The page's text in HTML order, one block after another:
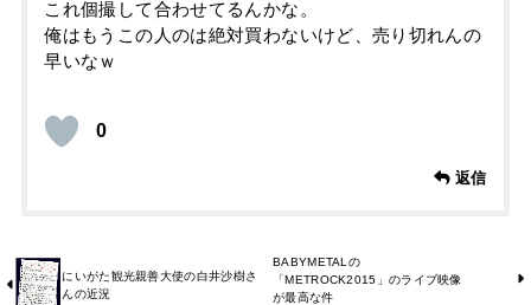
これ個撮して合わせてるんかな。
俺はもうこの人のは絶対買わないけど、売り切れんの
早いなｗ
0
返信
にいがた観光親善大使の白井沙樹さ
んの近況
BABYMETALの
「METROCK2015」のライブ映像
が最高な件